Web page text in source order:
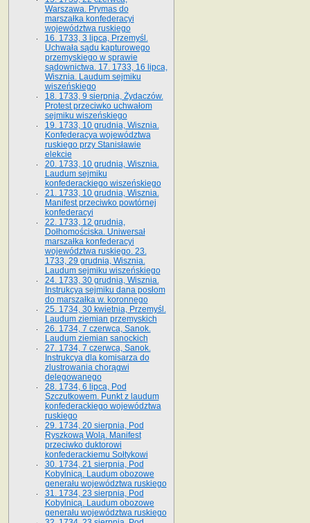
Warszawa. Prymas do
marszałka konfederacyi
województwa ruskiego
16. 1733, 3 lipca, Przemyśl.
Uchwała sądu kapturowego
przemyskiego w sprawie
sądownictwa. 17. 1733, 16 lipca,
Wisznia. Laudum sejmiku
wiszeńskiego
18. 1733, 9 sierpnia, Żydaczów.
Protest przeciwko uchwałom
sejmiku wiszeńskiego
19. 1733, 10 grudnia, Wisznia.
Konfederacya województwa
ruskiego przy Stanisławie
elekcie
20. 1733, 10 grudnia, Wisznia.
Laudum sejmiku
konfederackiego wiszeńskiego
21. 1733, 10 grudnia, Wisznia.
Manifest przeciwko powtórnej
konfederacyi
22. 1733, 12 grudnia,
Dołhomościska. Uniwersał
marszałka konfederacyi
województwa ruskiego. 23.
1733, 29 grudnia, Wisznia.
Laudum sejmiku wiszeńskiego
24. 1733, 30 grudnia, Wisznia.
Instrukcya sejmiku dana posłom
do marszałka w. koronnego
25. 1734, 30 kwietnia, Przemyśl.
Laudum ziemian przemyskich
26. 1734, 7 czerwca, Sanok.
Laudum ziemian sanockich
27. 1734, 7 czerwca, Sanok.
Instrukcya dla komisarza do
zlustrowania chorągwi
delegowanego
28. 1734, 6 lipca, Pod
Szczutkowem. Punkt z laudum
konfederackiego województwa
ruskiego
29. 1734, 20 sierpnia, Pod
Ryszkową Wolą. Manifest
przeciwko duktorowi
konfederackiemu Sołtykowi
30. 1734, 21 sierpnia, Pod
Kobylnicą. Laudum obozowe
generału województwa ruskiego
31. 1734, 23 sierpnia, Pod
Kobylnicą. Laudum obozowe
generału województwa ruskiego